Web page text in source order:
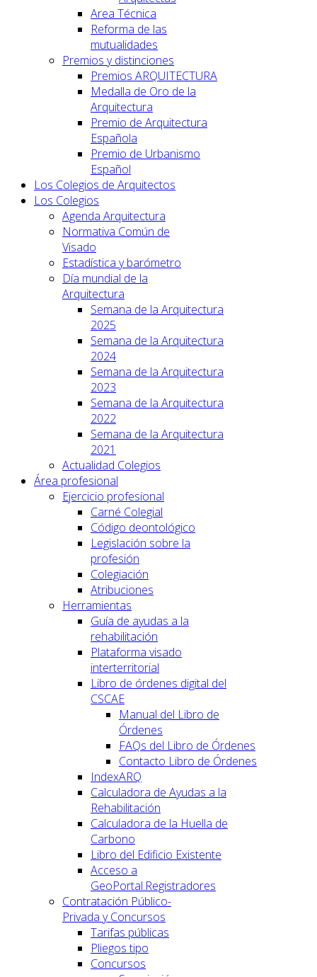
Area Técnica
Reforma de las
mutualidades
Premios y distinciones
Premios ARQUITECTURA
Medalla de Oro de la
Arquitectura
Premio de Arquitectura
Española
Premio de Urbanismo
Español
Los Colegios de Arquitectos
Los Colegios
Agenda Arquitectura
Normativa Común de
Visado
Estadística y barómetro
Día mundial de la
Arquitectura
Semana de la Arquitectura
2025
Semana de la Arquitectura
2024
Semana de la Arquitectura
2023
Semana de la Arquitectura
2022
Semana de la Arquitectura
2021
Actualidad Colegios
Área profesional
Ejercicio profesional
Carné Colegial
Código deontológico
Legislación sobre la
profesión
Colegiación
Atribuciones
Herramientas
Guía de ayudas a la
rehabilitación
Plataforma visado
interterritorial
Libro de órdenes digital del
CSCAE
Manual del Libro de
Órdenes
FAQs del Libro de Órdenes
Contacto Libro de Órdenes
IndexARQ
Calculadora de Ayudas a la
Rehabilitación
Calculadora de la Huella de
Carbono
Libro del Edificio Existente
Acceso a
GeoPortal.Registradores
Contratación Público-
Privada y Concursos
Tarifas públicas
Pliegos tipo
Concursos